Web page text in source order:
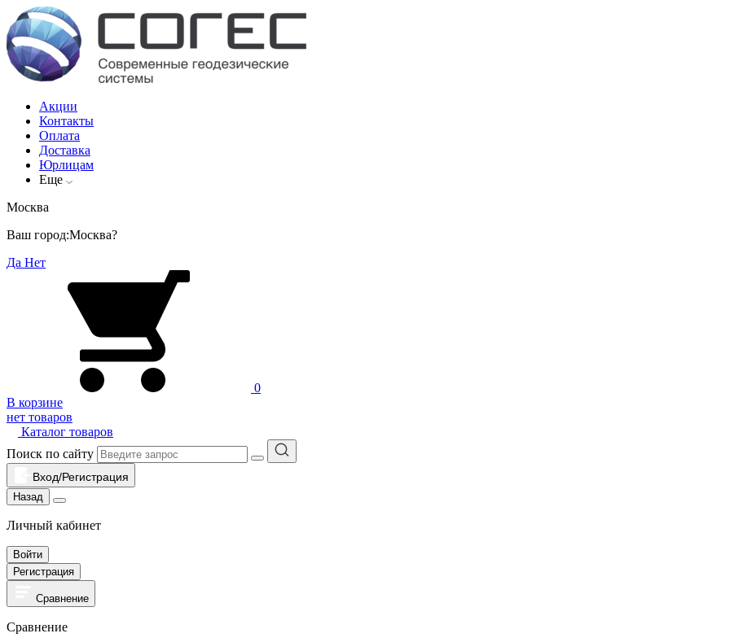
Акции
Контакты
Оплата
Доставка
Юрлицам
Еще
Москва
Ваш город:Москва?
Да Нет
0
В корзине
нет товаров
Каталог товаров
Поиск по сайту
Вход/Регистрация
Назад
Личный кабинет
Войти
Регистрация
Сравнение
Сравнение